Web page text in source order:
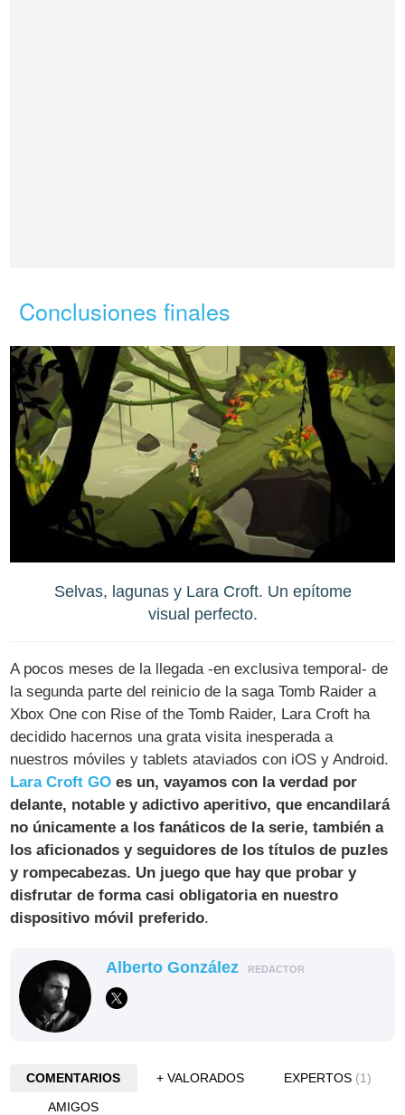
Conclusiones finales
Selvas, lagunas y Lara Croft. Un epítome
visual perfecto.
A pocos meses de la llegada -en exclusiva temporal- de
la segunda parte del reinicio de la saga Tomb Raider a
Xbox One con Rise of the Tomb Raider, Lara Croft ha
decidido hacernos una grata visita inesperada a
nuestros móviles y tablets ataviados con iOS y Android.
Lara Croft GO es un, vayamos con la verdad por
delante, notable y adictivo aperitivo, que encandilará
no únicamente a los fanáticos de la serie, también a
los aficionados y seguidores de los títulos de puzles
y rompecabezas. Un juego que hay que probar y
disfrutar de forma casi obligatoria en nuestro
dispositivo móvil preferido.
Alberto González REDACTOR
COMENTARIOS + VALORADOS EXPERTOS (1)
AMIGOS